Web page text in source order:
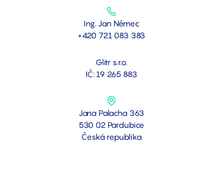
Ing. Jan Němec
+420 721 083 383
Glitr s.r.o.
IČ: 19 265 883
Jana Palacha 363
530 02 Pardubice
Česká republika